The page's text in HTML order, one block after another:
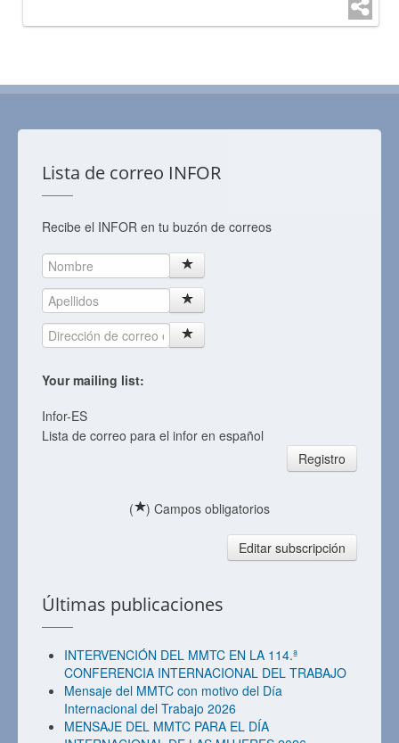
Lista de correo INFOR
Recibe el INFOR en tu buzón de correos
Your mailing list:
Infor-ES
Lista de correo para el infor en español
Registro
( ) Campos obligatorios
Editar subscripción
Últimas publicaciones
INTERVENCIÓN DEL MMTC EN LA 114.ª
CONFERENCIA INTERNACIONAL DEL TRABAJO
Mensaje del MMTC con motivo del Día
Internacional del Trabajo 2026
MENSAJE DEL MMTC PARA EL DÍA